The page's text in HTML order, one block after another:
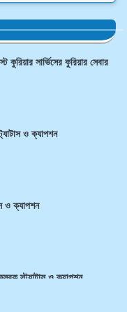
কুরিয়ার সার্ভিসের কুরিয়ার সেবার
ও ক্যাপশন
ও ক্যাপশন
স্ট্যাটাস ও ক্যাপশন